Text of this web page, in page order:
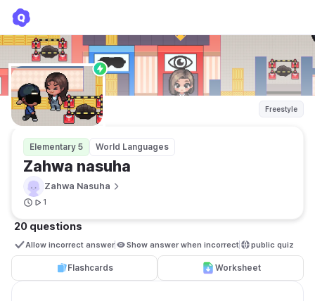
Freestyle
Elementary 5 World Languages
Zahwa nasuha
Zahwa Nasuha
1
20 questions
Allow incorrect answer Show answer when incorrect public quiz
Flashcards Worksheet